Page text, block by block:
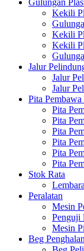
Kekili
Kekili
Kekili
Jalur
Jalur
Jalur
Pita
Pita
Pita
Pita
Pita
Pita
Pita
Stok Rata
Peralatan
Mesin
Penguji
Mesin
Beg